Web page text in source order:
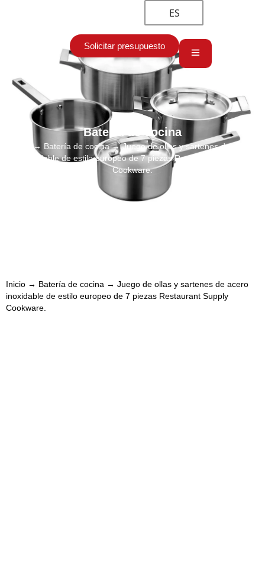
ES
Solicitar presupuesto
Batería de cocina
→ Batería de cocina→ Juego de ollas y sartenes de acero
inoxidable de estilo europeo de 7 piezas Restaurant Supply
Cookware.
Inicio → Batería de cocina → Juego de ollas y sartenes de acero
inoxidable de estilo europeo de 7 piezas Restaurant Supply
Cookware.